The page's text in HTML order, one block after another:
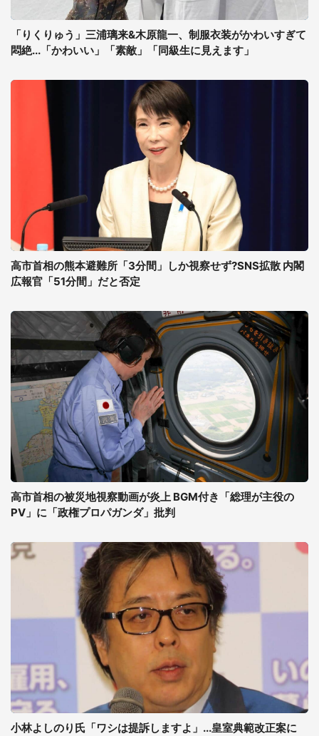
「りくりゅう」三浦璃来&木原龍一、制服衣装がかわいすぎて
悶絶...「かわいい」「素敵」「同級生に見えます」
高市首相の熊本避難所「3分間」しか視察せず?SNS拡散 内閣
広報官「51分間」だと否定
高市首相の被災地視察動画が炎上 BGM付き「総理が主役の
PV」に「政権プロパガンダ」批判
小林よしのり氏「ワシは提訴しますよ」...皇室典範改正案に